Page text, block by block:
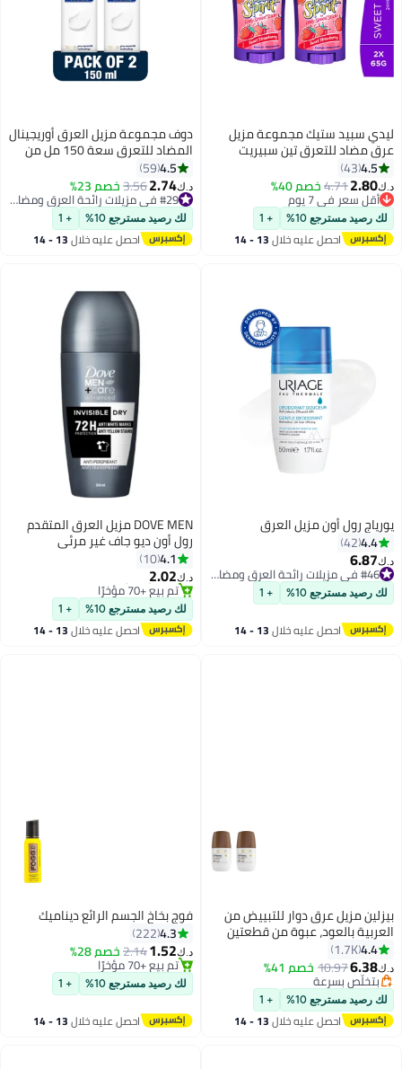
ليدي سبيد ستيك مجموعة مزيل
عرق مضاد للتعرق تين سبيريت
بالفراولة الحلوة، من قطعتين
65جرام
4.5
43
د.ك‏2.80
4.71خصم 40%أقل سعر في 7 يوم
تم بيع +90 مؤخرًا
أقل سعر في 7 يوم
لك رصيد مسترجع 10% + 1
احصل عليه خلال 13 - 14
دوف مجموعة مزيل العرق أوريجينال
المضاد للتعرق سعة 150 مل من
عبوتين 150ملليلتر
4.5
59
د.ك‏2.74
3.56خصم 23%
تم بيع +100 مؤخرًا
لك رصيد مسترجع 10% + 1
احصل عليه خلال 13 - 14
يورياج رول أون مزيل العرق
4.4
42
د.ك‏6.87
تم بيع +50 مؤخرًا
لك رصيد مسترجع 10% + 1
احصل عليه خلال 13 - 14
DOVE MEN مزيل العرق المتقدم
رول أون ديو جاف غير مرئي
4.1
10
د.ك‏2.02
بتخلّص بسرعة
تم بيع +70 مؤخرًا
لك رصيد مسترجع 10% + 1
احصل عليه خلال 13 - 14
بيزلين مزيل عرق دوار للتبييض من
العربية بالعود، عبوة من قطعتين
4.4
1.7K
د.ك‏6.38
10.97خصم 41% بتخلّص بسرعة
تم بيع +50 مؤخرًا
بتخلّص بسرعة
لك رصيد مسترجع 10% + 1
احصل عليه خلال 13 - 14
فوج بخاخ الجسم الرائع ديناميك
4.3
222
د.ك‏1.52
2.14خصم 28%
تم بيع +70 مؤخرًا
تم بيع +70 مؤخرًا
لك رصيد مسترجع 10% + 1
احصل عليه خلال 13 - 14